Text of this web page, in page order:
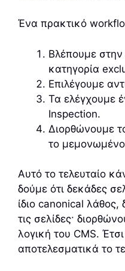
Ένα πρακτικό
Βλέπουμε
κατηγορία
Επιλέγουμε
Τα ελέγχουμε
Inspection.
Διορθώνουμε
το
Αυτό το τελευταίο
δούμε ότι δεκάδες
ίδιο canonical λάθος,
τις σελίδες·
λογική του CMS.
αποτελεσματικά το